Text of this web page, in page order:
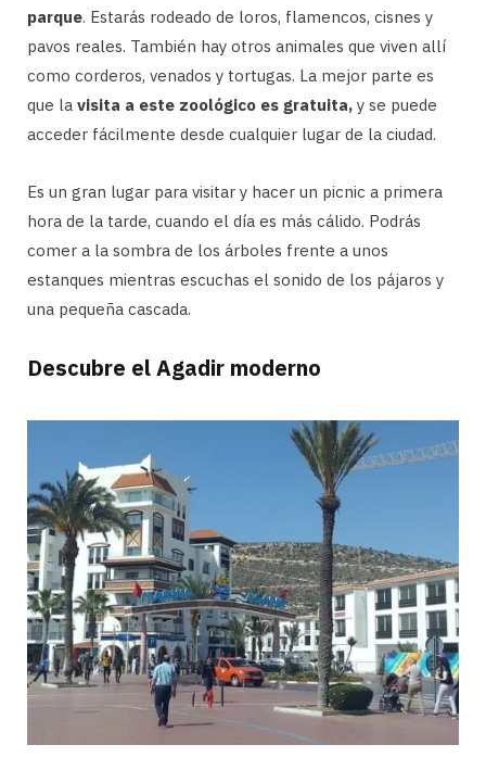
parque. Estarás rodeado de loros, flamencos, cisnes y
pavos reales. También hay otros animales que viven allí
como corderos, venados y tortugas. La mejor parte es
que la visita a este zoológico es gratuita, y se puede
acceder fácilmente desde cualquier lugar de la ciudad.
Es un gran lugar para visitar y hacer un picnic a primera
hora de la tarde, cuando el día es más cálido. Podrás
comer a la sombra de los árboles frente a unos
estanques mientras escuchas el sonido de los pájaros y
una pequeña cascada.
Descubre el Agadir moderno